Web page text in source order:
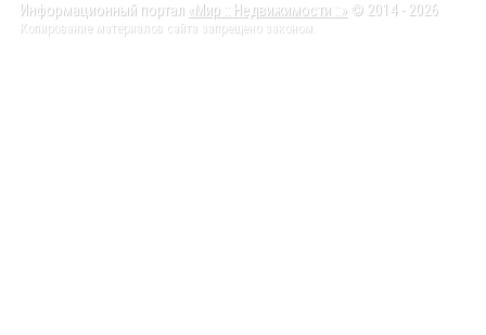
Информационный портал «Мир :: Недвижимости ::» © 2014 - 2026
Копирование материалов сайта запрещено законом.